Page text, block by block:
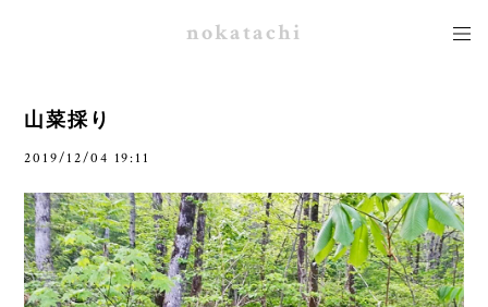
nokatachi
山菜採り
2019/12/04 19:11